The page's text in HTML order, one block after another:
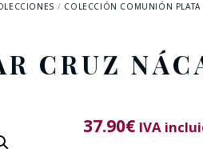
COLECCIÓN COMUNIÓN PLATA
CRUZ
37.90€ IVA